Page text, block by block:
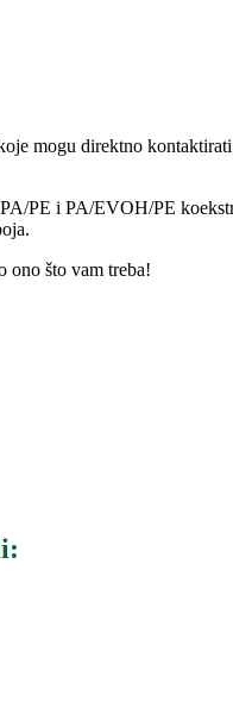
mogu direktno
PE i PA/EVOH/PE
ono što vam treba!